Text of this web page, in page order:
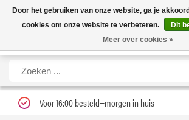
Nieuwe levertijd: 1 tot 3 werkdagen | Nu 25% korting op
Carfume met kortingscode ''verfrissend''
Voor 16:00 besteld=morgen in huis
Door het gebruiken van onze website, ga je
cookies om onze website te verbeteren.
Dit
Meer over cookies »